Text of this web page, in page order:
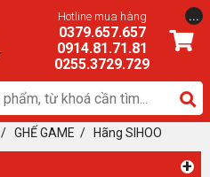
Hotline mua hàng
0379.657.657
0914.81.71.81
0255.3729.729
...
/ GHẾ GAME / Hãng SIHOO
+